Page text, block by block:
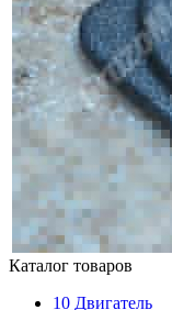
Каталог товаров
10 Двигатель